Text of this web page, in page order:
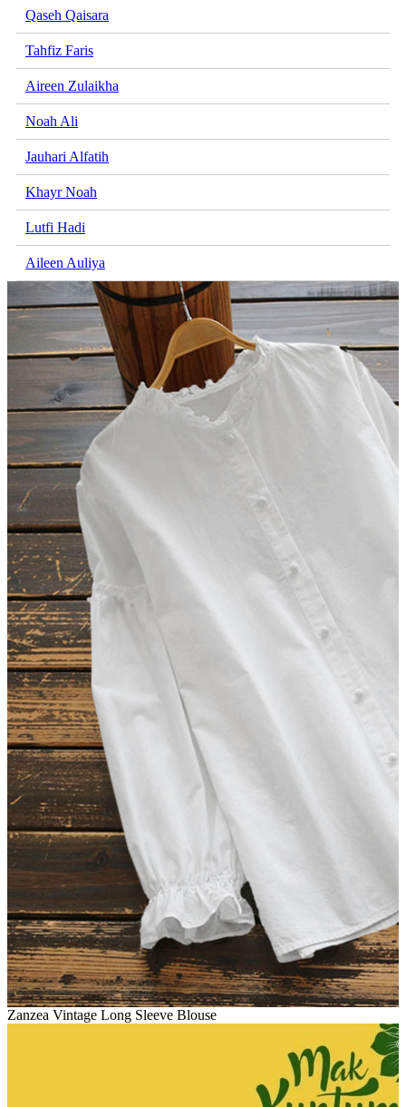
Qaseh Qaisara
Tahfiz Faris
Aireen Zulaikha
Noah Ali
Jauhari Alfatih
Khayr Noah
Lutfi Hadi
Aileen Auliya
Zanzea Vintage Long Sleeve Blouse